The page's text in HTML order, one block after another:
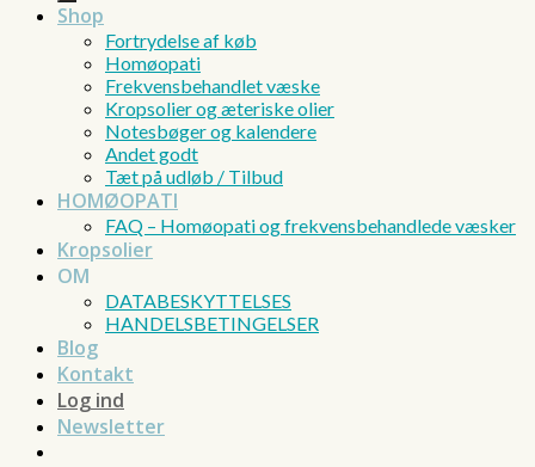
Shop
Fortrydelse af køb
Homøopati
Frekvensbehandlet væske
Kropsolier og æteriske olier
Notesbøger og kalendere
Andet godt
Tæt på udløb / Tilbud
HOMØOPATI
FAQ – Homøopati og frekvensbehandlede væsker
Kropsolier
OM
DATABESKYTTELSES
HANDELSBETINGELSER
Blog
Kontakt
Log ind
Newsletter